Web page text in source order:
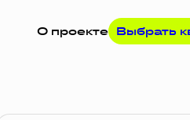
О проекте Выбрать
Цена по